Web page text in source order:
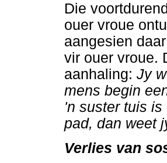
Die
ouer vroue
aangesien
vir ouer vroue.
aanhaling: Jy
mens begin
'n suster tuis
pad, dan weet
Verlies van